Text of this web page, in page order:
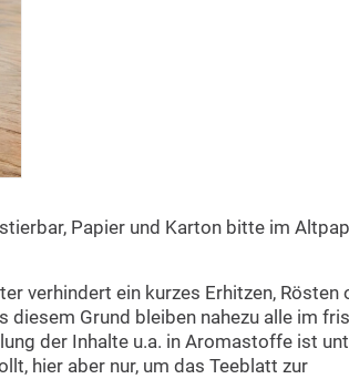
Papier und Karton bitte im
verhindert ein kurzes Erhitzen, Rösten
diesem Grund bleiben nahezu alle im
der Inhalte u.a. in Aromastoffe ist
hier aber nur, um das Teeblatt zur